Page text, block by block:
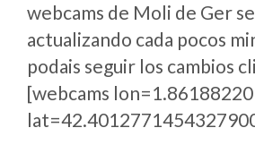
webcams de Moli de Ger
actualizando cada pocos
podais seguir los cambios
[webcams